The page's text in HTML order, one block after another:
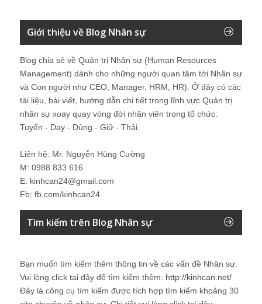
Giới thiệu về Blog Nhân sự
Blog chia sẻ về Quản trị Nhân sự (Human Resources
Management) dành cho những người quan tâm tới Nhân sự
và Con người như CEO, Manager, HRM, HR). Ở đây có các
tài liệu, bài viết, hướng dẫn chi tiết trong lĩnh vực Quản trị
nhân sự xoay quay vòng đời nhân viên trong tổ chức:
Tuyển - Dạy - Dùng - Giữ - Thải.
Liên hệ: Mr. Nguyễn Hùng Cường
M: 0988 833 616
E: kinhcan24@gmail.com
Fb: fb.com/kinhcan24
Tìm kiếm trên Blog Nhân sự
Bạn muốn tìm kiếm thêm thông tin về các vấn đề Nhân sự
Vui lòng click tại đây để tìm kiếm thêm: http://kinhcan.net/
Đây là công cụ tìm kiếm được tích hợp tìm kiếm khoảng 30